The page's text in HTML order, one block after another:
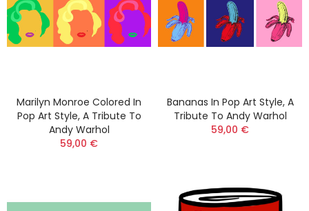
Marilyn Monroe Colored In
Pop Art Style, A Tribute To
Andy Warhol
59,00 €
Bananas In Pop Art Style, A
Tribute To Andy Warhol
59,00 €